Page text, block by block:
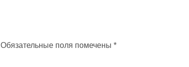
Обязательные поля помечены *